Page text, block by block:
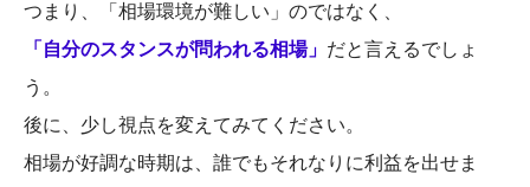
つまり、「相場環境が難しい」のではなく、
「自分のスタンスが問われる相場」 だと言えるでしょ
う。
後に、少し視点を変えてみてください。
相場が好調な時期は、誰でもそれなりに利益を出せま